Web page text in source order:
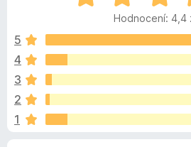
p
r
o
l
í
ž
e
e
n
z
n
c
n
:
Hodnocení: 4,4
5
4
3
2
1